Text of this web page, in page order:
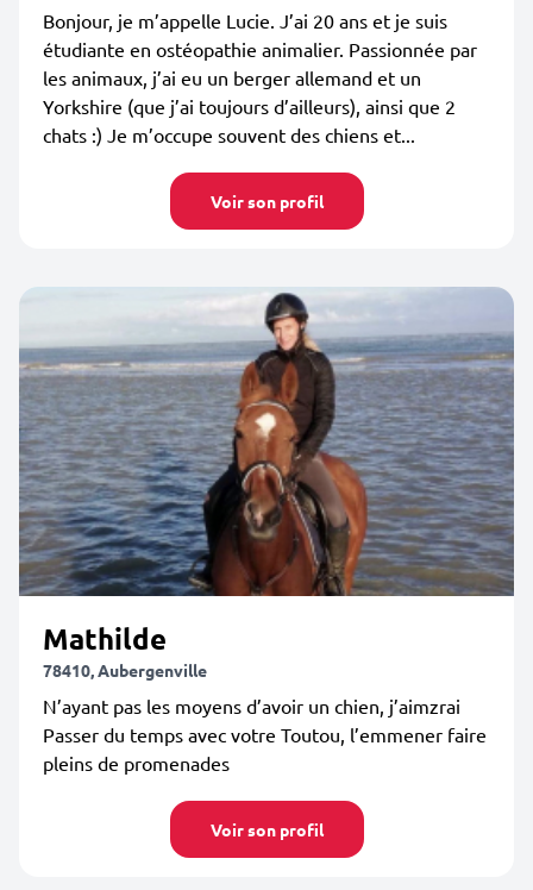
Bonjour, je m’appelle Lucie. J’ai 20 ans et je suis
étudiante en ostéopathie animalier. Passionnée par
les animaux, j’ai eu un berger allemand et un
Yorkshire (que j’ai toujours d’ailleurs), ainsi que 2
chats :) Je m’occupe souvent des chiens et...
Voir son profil
Mathilde
78410, Aubergenville
N’ayant pas les moyens d’avoir un chien, j’aimzrai
Passer du temps avec votre Toutou, l’emmener faire
pleins de promenades
Voir son profil